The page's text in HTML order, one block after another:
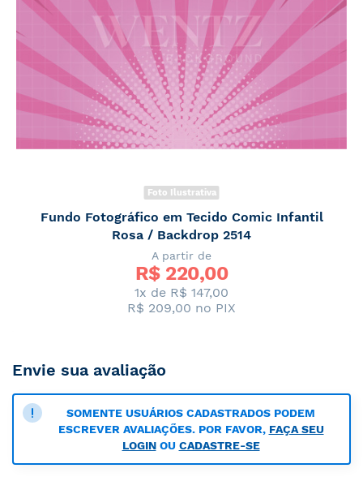
Foto Ilustrativa
Fundo Fotográfico em Tecido Comic Infantil
Rosa / Backdrop 2514
A partir de
R$ 220,00
1x de R$ 147,00
R$ 209,00 no PIX
Envie sua avaliação
SOMENTE USUÁRIOS CADASTRADOS PODEM
ESCREVER AVALIAÇÕES. POR FAVOR, FAÇA SEU
LOGINOU CADASTRE-SE